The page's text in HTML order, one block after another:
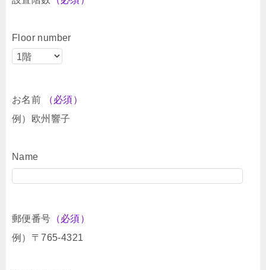
Floor number
お名前
（必須）
例）欧州響子
Name
郵便番号 （必須）
例）〒765-4321